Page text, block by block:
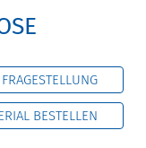
BESTELLEN